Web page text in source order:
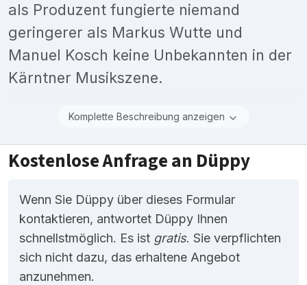
als Produzent fungierte niemand
geringerer als Markus Wutte und
Manuel Kosch keine Unbekannten in der
Kärntner Musikszene.
Komplette Beschreibung anzeigen
Kostenlose Anfrage an Düppy
Wenn Sie Düppy über dieses Formular
kontaktieren, antwortet Düppy Ihnen
schnellstmöglich. Es ist gratis. Sie verpflichten
sich nicht dazu, das erhaltene Angebot
anzunehmen.